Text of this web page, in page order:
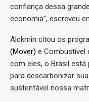
confiança dessa
economia”, escreveu
Alckmin citou os
(Mover) e Combustível
com eles, o Brasil está
para descarbonizar
sustentável nossa